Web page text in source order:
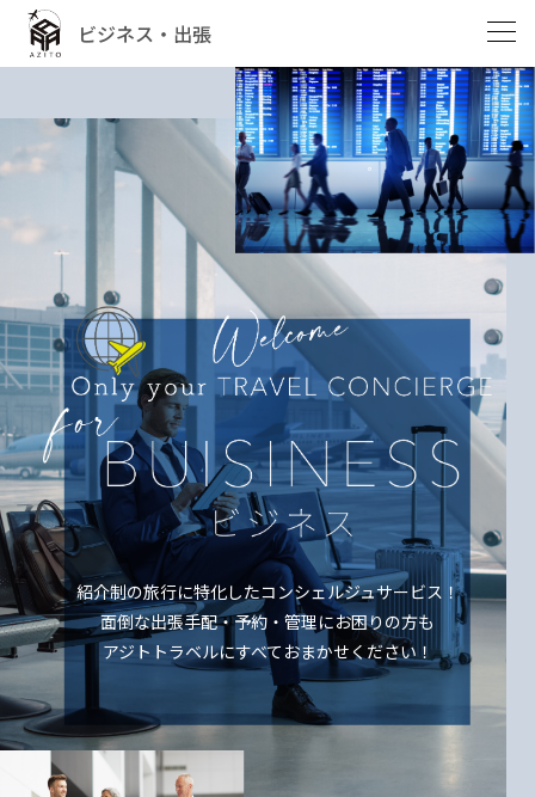
ビジネス・出張
紹介制の旅行に特化したコンシェルジュサービス！
面倒な出張手配・予約・管理にお困りの方も
アジトトラベルにすべておまかせください！